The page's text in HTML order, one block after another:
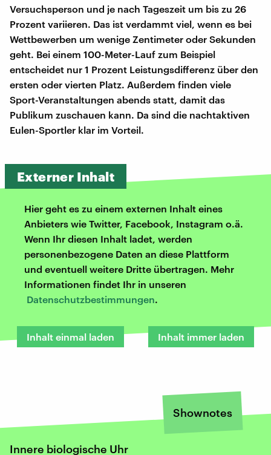
Versuchsperson und je nach Tageszeit um bis zu 26
Prozent variieren. Das ist verdammt viel, wenn es bei
Wettbewerben um wenige Zentimeter oder Sekunden
geht. Bei einem 100-Meter-Lauf zum Beispiel
entscheidet nur 1 Prozent Leistungsdifferenz über den
ersten oder vierten Platz. Außerdem finden viele
Sport-Veranstaltungen abends statt, damit das
Publikum zuschauen kann. Da sind die nachtaktiven
Eulen-Sportler klar im Vorteil.
Externer Inhalt
Hier geht es zu einem externen Inhalt eines
Anbieters wie Twitter, Facebook, Instagram o.ä.
Wenn Ihr diesen Inhalt ladet, werden
personenbezogene Daten an diese Plattform
und eventuell weitere Dritte übertragen. Mehr
Informationen findet Ihr in unseren
Datenschutzbestimmungen.
Inhalt einmal laden Inhalt immer laden
Shownotes
Innere biologische Uhr